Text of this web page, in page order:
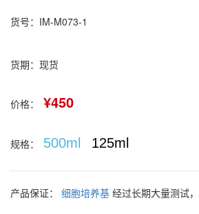
货号：IM-M073-1
货期：现货
价格： ¥450
规格： 500ml 125ml
产品保证： 细胞培养基 经过长期大量测试，